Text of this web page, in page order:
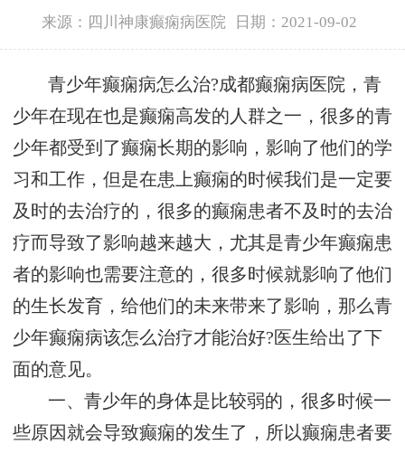
来源：四川神康癫痫病医院 日期：2021-09-02
青少年癫痫病怎么治?成都癫痫病医院，青
少年在现在也是癫痫高发的人群之一，很多的青
少年都受到了癫痫长期的影响，影响了他们的学
习和工作，但是在患上癫痫的时候我们是一定要
及时的去治疗的，很多的癫痫患者不及时的去治
疗而导致了影响越来越大，尤其是青少年癫痫患
者的影响也需要注意的，很多时候就影响了他们
的生长发育，给他们的未来带来了影响，那么青
少年癫痫病该怎么治疗才能治好?医生给出了下
面的意见。
一、青少年的身体是比较弱的，很多时候一
些原因就会导致癫痫的发生了，所以癫痫患者要